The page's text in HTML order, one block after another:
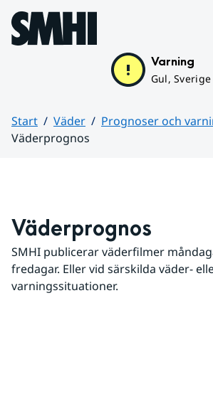
Hoppa till sidans innehåll
Varning
Gul, Sverige
Start Väder
Prognoser och
Väderprognos
Väderprognos
SMHI publicerar väderfilmer
fredagar. Eller vid särskilda väder-
varningssituationer.